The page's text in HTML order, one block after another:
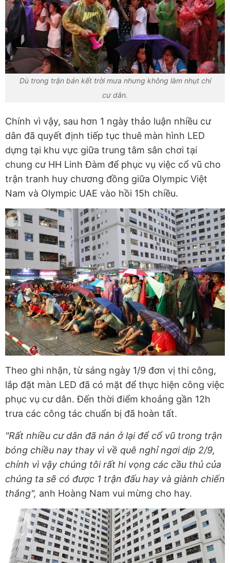
Dù trong trận bán kết trời mưa nhưng không làm nhụt chí
cư dân.
Chính vì vậy, sau hơn 1 ngày thảo luận nhiều cư
dân đã quyết định tiếp tục thuê màn hình LED
dựng tại khu vực giữa trung tâm sân chơi tại
chung cư HH Linh Đàm để phục vụ việc cổ vũ cho
trận tranh huy chương đồng giữa Olympic Việt
Nam và Olympic UAE vào hồi 15h chiều.
Theo ghi nhận, từ sáng ngày 1/9 đơn vị thi công,
lắp đặt màn LED đã có mặt để thực hiện công việc
phục vụ cư dân. Đến thời điểm khoảng gần 12h
trưa các công tác chuẩn bị đã hoàn tất.
"Rất nhiều cư dân đã nán ở lại để cổ vũ trong trận
bóng chiều nay thay vì về quê nghỉ ngơi dịp 2/9,
chính vì vậy chúng tôi rất hi vọng các cầu thủ của
chúng ta sẽ có được 1 trận đấu hay và giành chiến
thắng", anh Hoàng Nam vui mừng cho hay.